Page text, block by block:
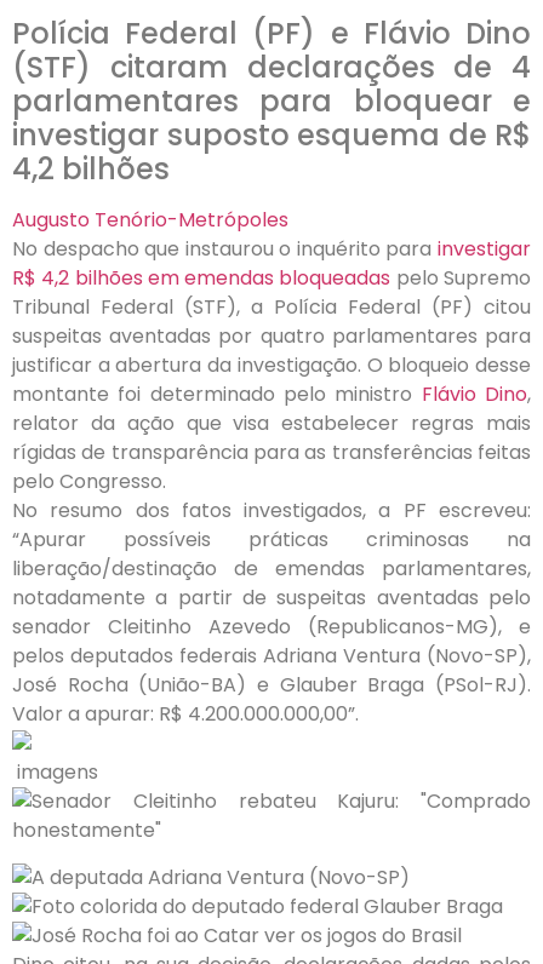
Polícia Federal (PF) e Flávio Dino
(STF) citaram declarações de 4
parlamentares para bloquear e
investigar suposto esquema de R$
4,2 bilhões
Augusto Tenório-Metrópoles
No despacho que instaurou o inquérito para investigar
R$ 4,2 bilhões em emendas bloqueadas pelo Supremo
Tribunal Federal (STF), a Polícia Federal (PF) citou
suspeitas aventadas por quatro parlamentares para
justificar a abertura da investigação. O bloqueio desse
montante foi determinado pelo ministro Flávio Dino,
relator da ação que visa estabelecer regras mais
rígidas de transparência para as transferências feitas
pelo Congresso.
No resumo dos fatos investigados, a PF escreveu:
“Apurar possíveis práticas criminosas na
liberação/destinação de emendas parlamentares,
notadamente a partir de suspeitas aventadas pelo
senador Cleitinho Azevedo (Republicanos-MG), e
pelos deputados federais Adriana Ventura (Novo-SP),
José Rocha (União-BA) e Glauber Braga (PSol-RJ).
Valor a apurar: R$ 4.200.000.000,00”.
imagens